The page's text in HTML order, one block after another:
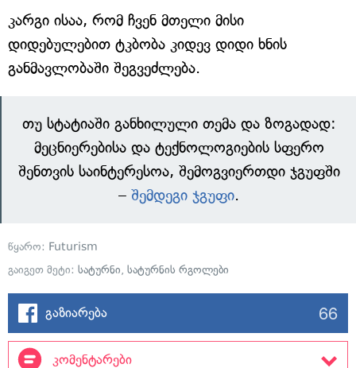
კარგი ისაა, რომ ჩვენ მთელი მისი
დიდებულებით ტკბობა კიდევ დიდი ხნის
განმავლობაში შეგვეძლება.
თუ სტატიაში განხილული თემა და ზოგადად:
მეცნიერებისა და ტექნოლოგიების სფერო
შენთვის საინტერესოა, შემოგვიერთდი ჯგუფში
– შემდეგი ჯგუფი.
წყარო: Futurism
გაიგეთ მეტი: სატურნი, სატურნის რგოლები
გაზიარება 66
კომენტარები